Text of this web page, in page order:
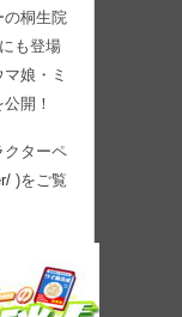
の桐生院
も登場
娘・ミ
開！
クターペ
)をご覧